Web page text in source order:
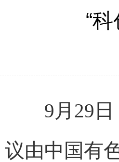
“
9月29日，
议由中国有